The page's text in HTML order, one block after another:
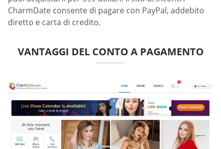
CharmDate consente di pagare con PayPal, addebito
diretto e carta di credito.
VANTAGGI DEL CONTO A PAGAMENTO